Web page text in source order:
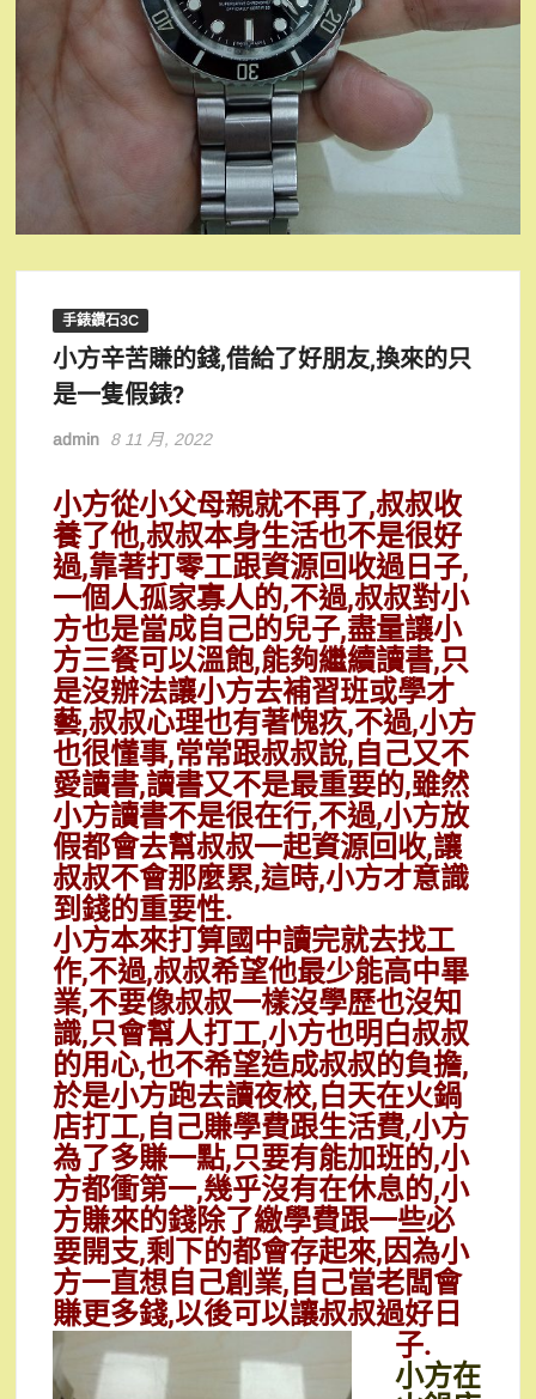
手錶鑽石3C
小方辛苦賺的錢,借給了好朋友,換來的只
是一隻假錶?
admin 8 11 月, 2022
小方從小父母親就不再了,叔叔收
養了他,叔叔本身生活也不是很好
過,靠著打零工跟資源回收過日子,
一個人孤家寡人的,不過,叔叔對小
方也是當成自己的兒子,盡量讓小
方三餐可以溫飽,能夠繼續讀書,只
是沒辦法讓小方去補習班或學才
藝,叔叔心理也有著愧疚,不過,小方
也很懂事,常常跟叔叔說,自己又不
愛讀書,讀書又不是最重要的,雖然
小方讀書不是很在行,不過,小方放
假都會去幫叔叔一起資源回收,讓
叔叔不會那麼累,這時,小方才意識
到錢的重要性.
小方本來打算國中讀完就去找工
作,不過,叔叔希望他最少能高中畢
業,不要像叔叔一樣沒學歷也沒知
識,只會幫人打工,小方也明白叔叔
的用心,也不希望造成叔叔的負擔,
於是小方跑去讀夜校,白天在火鍋
店打工,自己賺學費跟生活費,小方
為了多賺一點,只要有能加班的,小
方都衝第一,幾乎沒有在休息的,小
方賺來的錢除了繳學費跟一些必
要開支,剩下的都會存起來,因為小
方一直想自己創業,自己當老闆會
賺更多錢,以後可以讓叔叔過好日
子.
小方在